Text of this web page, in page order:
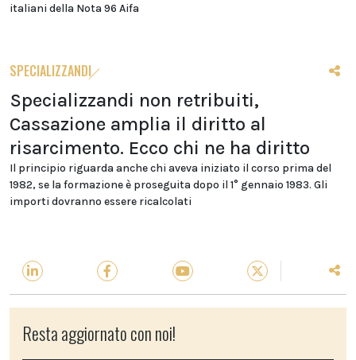
italiani della Nota 96 Aifa
SPECIALIZZANDI
Specializzandi non retribuiti,
Cassazione amplia il diritto al
risarcimento. Ecco chi ne ha diritto
Il principio riguarda anche chi aveva iniziato il corso prima del
1982, se la formazione è proseguita dopo il 1° gennaio 1983. Gli
importi dovranno essere ricalcolati
Resta aggiornato con noi!